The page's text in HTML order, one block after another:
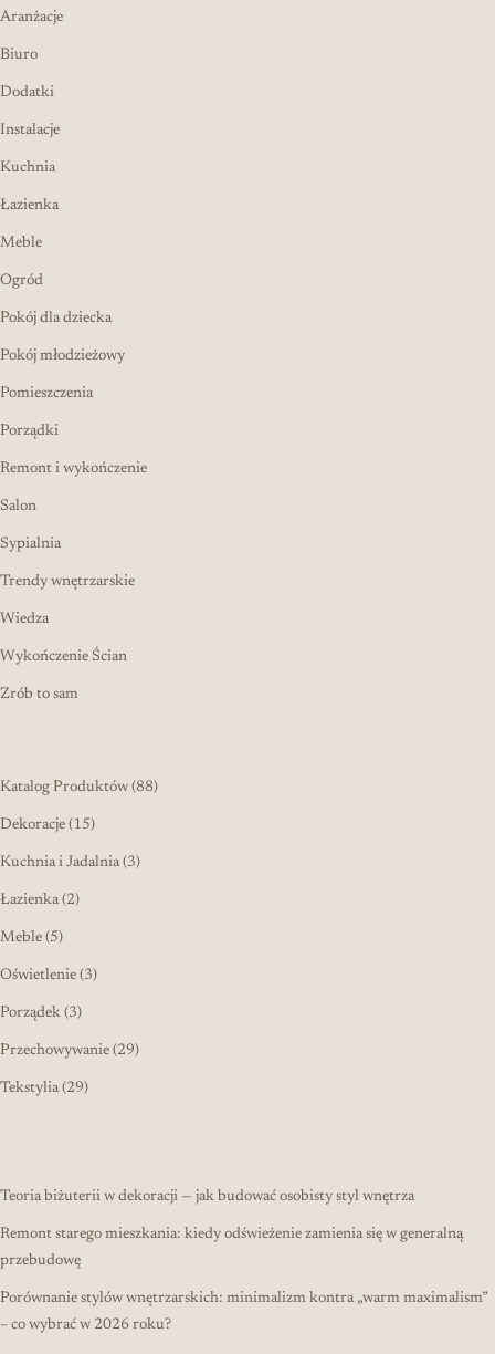
Aranżacje
Biuro
Dodatki
Instalacje
Kuchnia
Łazienka
Meble
Ogród
Pokój dla dziecka
Pokój młodzieżowy
Pomieszczenia
Porządki
Remont i wykończenie
Salon
Sypialnia
Trendy wnętrzarskie
Wiedza
Wykończenie Ścian
Zrób to sam
Katalog Produktów 8888 produktów
Dekoracje 1515 produktów
Kuchnia i Jadalnia 33 produkty
Łazienka 22 produkty
Meble 55 produktów
Oświetlenie 33 produkty
Porządek 33 produkty
Przechowywanie 2929 produktów
Tekstylia 2929 produktów
Teoria biżuterii w dekoracji — jak budować osobisty styl wnętrza
Remont starego mieszkania: kiedy odświeżenie zamienia się w generalną
przebudowę
Porównanie stylów wnętrzarskich: minimalizm kontra „warm maximalism”
– co wybrać w 2026 roku?